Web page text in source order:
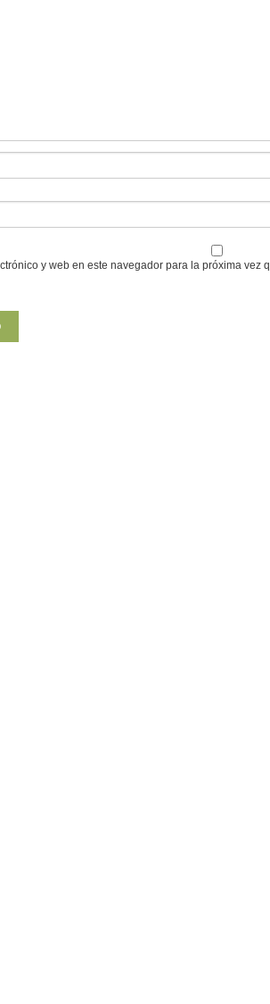
y web en este navegador para la próxima vez